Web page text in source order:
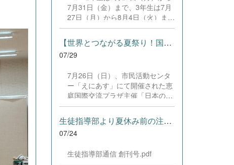
した。緊張感のある全国の舞台に
おいて、一人一人が役割を果た
し、心を込めた演技と表現を披露
することができました。 また、
今回の全国大会出場にあたり、多
ました企業の皆様、ならびに心温
まるご寄付や温かいご声援を寄せ
てくださった地域の皆様方に、心
より感謝申し上げます。皆様から
な励みとなり、全国の舞台で最高
のパフォーマンスと演技を届ける
糧に、さらに表現力に磨きをか
7月31日（金）まで、3年生は7月
27日（月）から8月4日（火）まで
の日程で、それぞれ学習に取り組
みました。多くの生徒が意欲的に
参加し、これまでの学習内容の復
習や発展的な内容、受験に向けた
られました。夏期講習で身に付け
た学習習慣や知識を、今後の学校
生活や学習に生かし、一人一人が
さらなる成長につなげてくれるこ
とを期待しています。 &nbsp;
【世界とつながる夏祭り！国際教養科の生徒が多文化共生ボランテ...
07/29
7月26日（日）、市民活動センタ
ー「えにあす」にて開催された恵
庭国際交流プラザ主催「日本の夏
祭り体験」に、本校国際教養科の
生徒6名がボランティアとして参
加しました！ 会場にはウクライ
ナ、ネパール、アフガニスタンな
ヨー釣りや綿あめ、盆踊りなどを
生徒指導部より夏休み前の注意事項
07/24
生徒指導部通信 創刊号.pdf